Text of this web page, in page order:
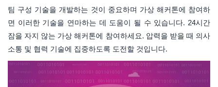
팀 구성 기술을 개발하는 것이 중요하며 가상 해커톤에 참여하
면 이러한 기술을 연마하는 데 도움이 될 수 있습니다. 24시간
잠을 자지 않는 가상 해커톤에 참여하세요. 압력을 받을 때 의사
소통 및 협력 기술에 집중하도록 도전할 것입니다.